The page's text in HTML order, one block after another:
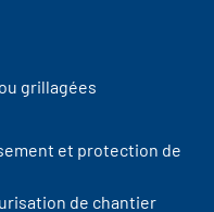
grillagées
et protection de
de chantier